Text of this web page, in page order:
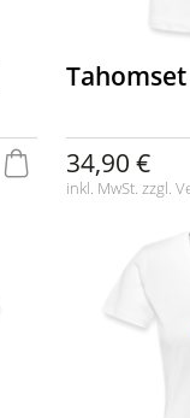
34,90 €
inkl. MwSt. zzgl.